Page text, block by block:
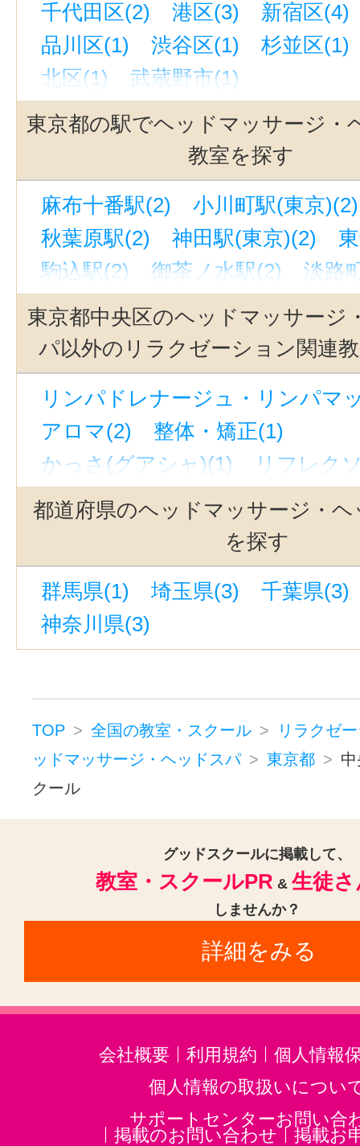
千代田区(2) 港区(3)
新宿区(4)
品川区(1)
渋谷区(1)
杉並区(1)
北区(1)
武蔵野市(1)
東京都の駅でヘッドマッサージ・
教室を探す
麻布十番駅(2)
小川町駅(東京)(2)
秋葉原駅(2)
神田駅(東京)(2)
駒込駅(2)
御茶ノ水駅(2)
淡路
銀座一丁目駅(2)
新御茶ノ水駅
明治神宮前〈原宿〉駅(1)
戸越
京橋駅(東京)(1)
東池袋駅(1)
高円寺駅(1)
新宿西口駅(1)
東
表参道駅(1)
戸越駅(1)
上野広小路駅(1)
阿佐ケ谷駅(1)
吉祥寺駅(1)
青山一丁目駅(1)
上野御徒町駅(1)
新高円寺駅(1)
三鷹駅(1)
新宿
大崎広小路駅(1)
宝町駅(東京)(1)
田端駅(東京)(1)
西武新宿駅(1)
荏原中延駅(1)
千石駅(1)
有楽町駅(1)
池袋駅
九段下駅(1)
西新宿駅(1) 御徒
東京都中央区のヘッドマッサージ
パ以外のリラクゼーション関連
リンパドレナージュ・リンパマ
アロマ(2)
整体・矯正(1)
かっさ(グアシャ)(1)
リフレク
ヒーリング(2)
マッサージ(1)
フットケア・フットマッサージ
ボディケア・ボディマッサージ
リラクゼーションその他(2)
都道府県のヘッドマッサージ・
を探す
群馬県(1) 埼玉県(3)
千葉県(3)
神奈川県(3)
TOP 全国の教室・スクール
リラクゼ
ッドマッサージ・ヘッドスパ
東京都
クール
グッドスクールに掲載して、
教室・スクールPR & 生徒
しませんか？
詳細をみる
会社概要 利用規約
個人情報
個人情報の取扱いについ
サポートセンターお問い合
掲載のお問い合わせ
掲載お